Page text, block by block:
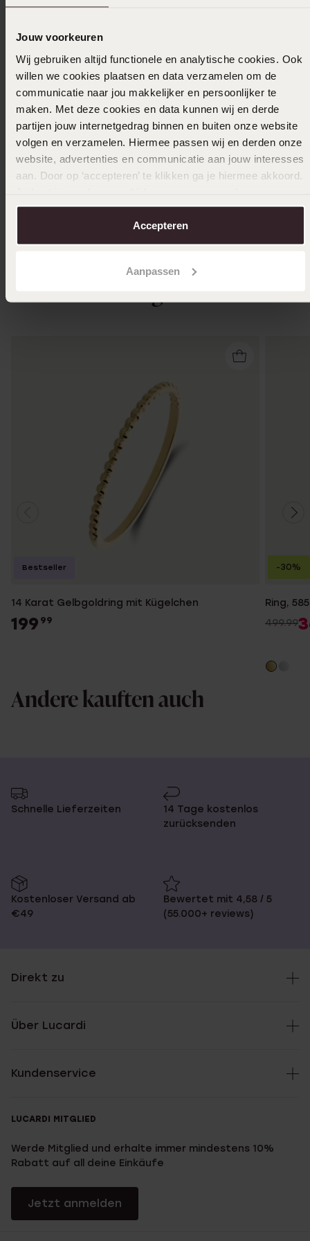
Jouw voorkeuren
Wij gebruiken altijd functionele en analytische cookies. Ook
willen we cookies plaatsen en data verzamelen om de
communicatie naar jou makkelijker en persoonlijker te
maken. Met deze cookies en data kunnen wij en derde
partijen jouw internetgedrag binnen en buiten onze website
volgen en verzamelen. Hiermee passen wij en derden onze
website, advertenties en communicatie aan jouw interesses
aan. Door op ‘accepteren’ te klikken ga je hiermee akkoord.
over in onscookiebeleid.
Accepteren
Aanpassen
Das Glied dieser Kette ist weder zu groß
noch zu klein, um es gut mit vielen
Anhängern zu kombinieren, oder um es so zu
tragen (mit einer anderen Kette). Kurz
gesagt, viele Möglichkeiten, schöne
Halskette.
Übersetzt | Original ansehen
Das könnte dir gefallen
14 Karat Gelbgoldring mit Kügelchen
199 99
Bestseller
Ring,
499.99
-30%
Andere kauften auch
Schnelle Lieferzeiten
14 Tage kostenlos
zurücksenden
Kostenloser Versand ab
€49
Bewertet mit 4,58 / 5
(55.000+ reviews)
Direkt zu
Über Lucardi
Kundenservice
LUCARDI MITGLIED
Werde Mitglied und erhalte immer mindestens 10%
Rabatt auf all deine Einkäufe
Jetzt anmelden